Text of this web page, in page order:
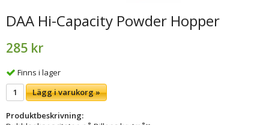
DAA Hi-Capacity Powder Hopper
285 kr
Finns i lager
Lägg i varukorg »
Produktbeskrivning: